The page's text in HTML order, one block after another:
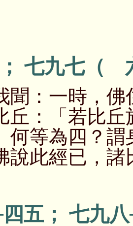
； 七九七（
：一時，佛
丘：「若比
何等為四？
說此經已，
五； 七九